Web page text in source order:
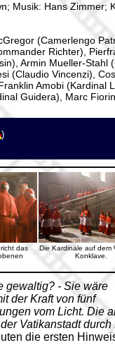
Musik: Hans Zimmer;
(Camerlengo
Richter),
Armin Mueller-Stahl
(Claudio Vincenzi),
Amobi (Kardinal
Guidera), Marc
)
das
Die Kardinäle auf dem
Konklave.
gewaltig? - Sie wäre
der Kraft von fünf
vom Licht. Die
Vatikanstadt durch
die ersten